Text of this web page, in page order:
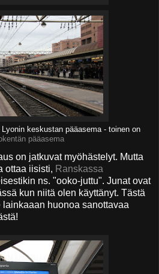
keskustan pääasema - toinen on
pääasema
on jatkuvat myöhästelyt. Mutta
ottaa iisisti, Ranskassa
ns. "ooko-juttu". Junat ovat
kun niitä olen käyttänyt. Tästä
huonoa sanottavaa